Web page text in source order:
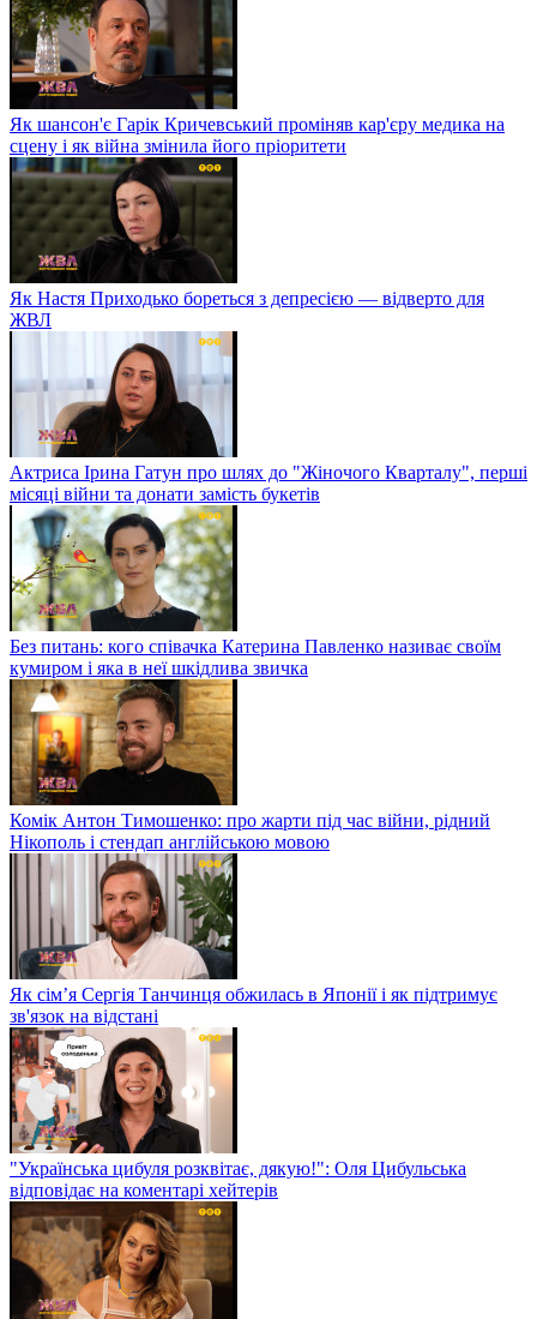
Як шансон'є Гарік Кричевський проміняв кар'єру медика на
сцену і як війна змінила його пріоритети
Як Настя Приходько бореться з депресією — відверто для
ЖВЛ
Актриса Ірина Гатун про шлях до "Жіночого Кварталу", перші
місяці війни та донати замість букетів
Без питань: кого співачка Катерина Павленко називає своїм
кумиром і яка в неї шкідлива звичка
Комік Антон Тимошенко: про жарти під час війни, рідний
Нікополь і стендап англійською мовою
Як сім’я Сергія Танчинця обжилась в Японії і як підтримує
зв'язок на відстані
"Українська цибуля розквітає, дякую!": Оля Цибульська
відповідає на коментарі хейтерів